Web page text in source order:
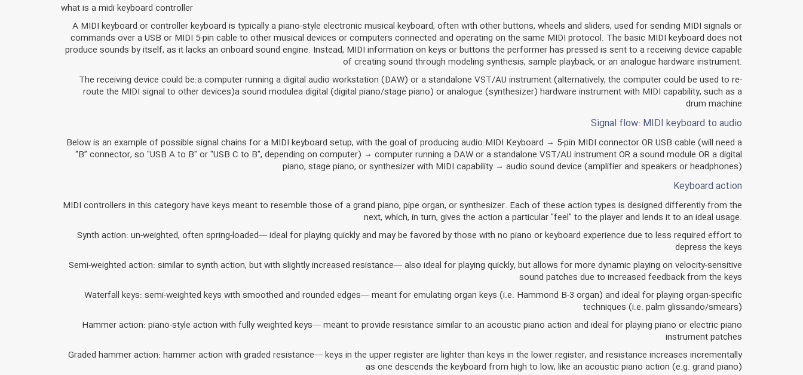
what is a midi keyboard controller
A MIDI keyboard or controller keyboard is typically a piano-style electronic musical keyboard, often with other buttons, wheels and sliders, used for sending MIDI signals or
commands over a USB or MIDI 5-pin cable to other musical devices or computers connected and operating on the same MIDI protocol. The basic MIDI keyboard does not
produce sounds by itself, as it lacks an onboard sound engine. Instead, MIDI information on keys or buttons the performer has pressed is sent to a receiving device capable
of creating sound through modeling synthesis, sample playback, or an analogue hardware instrument.
The receiving device could be:a computer running a digital audio workstation (DAW) or a standalone VST/AU instrument (alternatively, the computer could be used to re-
route the MIDI signal to other devices)a sound modulea digital (digital piano/stage piano) or analogue (synthesizer) hardware instrument with MIDI capability, such as a
drum machine
Signal flow: MIDI keyboard to audio
Below is an example of possible signal chains for a MIDI keyboard setup, with the goal of producing audio:MIDI Keyboard → 5-pin MIDI connector OR USB cable (will need a
“B” connector, so "USB A to B" or "USB C to B", depending on computer) → computer running a DAW or a standalone VST/AU instrument OR a sound module OR a digital
piano, stage piano, or synthesizer with MIDI capability → audio sound device (amplifier and speakers or headphones)
Keyboard action
MIDI controllers in this category have keys meant to resemble those of a grand piano, pipe organ, or synthesizer. Each of these action types is designed differently from the
next, which, in turn, gives the action a particular "feel" to the player and lends it to an ideal usage.
Synth action: un-weighted, often spring-loaded— ideal for playing quickly and may be favored by those with no piano or keyboard experience due to less required effort to
depress the keys
Semi-weighted action: similar to synth action, but with slightly increased resistance— also ideal for playing quickly, but allows for more dynamic playing on velocity-sensitive
sound patches due to increased feedback from the keys
Waterfall keys: semi-weighted keys with smoothed and rounded edges— meant for emulating organ keys (i.e. Hammond B-3 organ) and ideal for playing organ-specific
techniques (i.e. palm glissando/smears)
Hammer action: piano-style action with fully weighted keys— meant to provide resistance similar to an acoustic piano action and ideal for playing piano or electric piano
instrument patches
Graded hammer action: hammer action with graded resistance— keys in the upper register are lighter than keys in the lower register, and resistance increases incrementally
as one descends the keyboard from high to low, like an acoustic piano action (e.g. grand piano)